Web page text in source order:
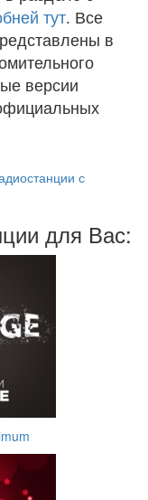
тут. Все
в
версии
с
для Вас: